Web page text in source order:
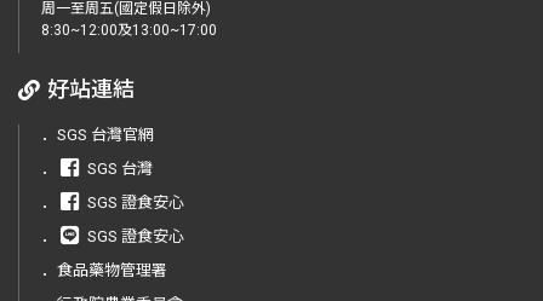
周一至周五(國定假日除外)
8:30~12:00及13:00~17:00
好站連結
． SGS 台灣官網
．
SGS 台灣
．
SGS 證食安心
．
SGS 證食安心
． 食品藥物管理署